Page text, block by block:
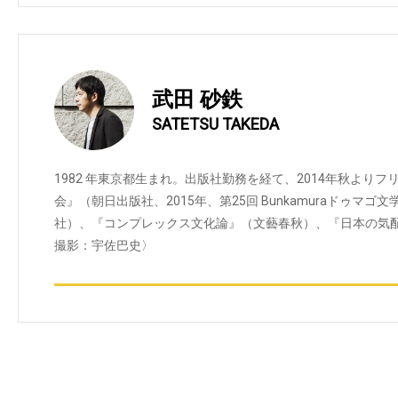
武田 砂鉄
SATETSU TAKEDA
1982 年東京都生まれ。出版社勤務を経て、2014年秋よりフ
会』（朝日出版社、2015年、第25回 Bunkamuraドゥマゴ文
社）、『コンプレックス文化論』（文藝春秋）、『日本の気
撮影：宇佐巴史〉